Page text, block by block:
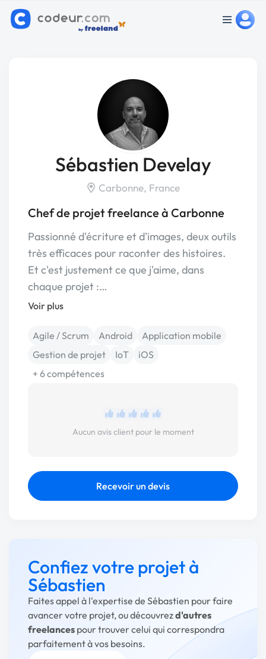
Sébastien Develay
Carbonne, France
Chef de projet freelance à Carbonne
Passionné d'écriture et d'images, deux outils
très efficaces pour raconter des histoires.
Et c'est justement ce que j'aime, dans
chaque projet :…
Voir plus
Agile / Scrum Android
Application mobile
Gestion de projet
IoT
iOS
+ 6 compétences
Aucun avis client pour le moment
Recevoir un devis
Confiez votre projet à
Sébastien
Faites appel à l'expertise de Sébastien pour faire
avancer votre projet, ou découvrezd'autres
freelances pour trouver celui qui correspondra
parfaitement à vos besoins.